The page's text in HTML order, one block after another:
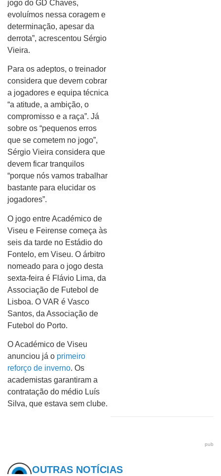
jogo do GD Chaves,
evoluímos nessa coragem e
determinação, apesar da
derrota”, acrescentou Sérgio
Vieira.
Para os adeptos, o treinador
considera que devem cobrar
a jogadores e equipa técnica
“a atitude, a ambição, o
compromisso e a raça”. Já
sobre os “pequenos erros
que se cometem no jogo”,
Sérgio Vieira considera que
devem ficar tranquilos
“porque nós vamos trabalhar
bastante para elucidar os
jogadores”.
O jogo entre Académico de
Viseu e Feirense começa às
seis da tarde no Estádio do
Fontelo, em Viseu. O árbitro
nomeado para o jogo desta
sexta-feira é Flávio Lima, da
Associação de Futebol de
Lisboa. O VAR é Vasco
Santos, da Associação de
Futebol do Porto.
O Académico de Viseu
anunciou já o primeiro
reforço de inverno. Os
academistas garantiram a
contratação do médio Luís
Silva, que estava sem clube.
pub
OUTRAS NOTÍCIAS